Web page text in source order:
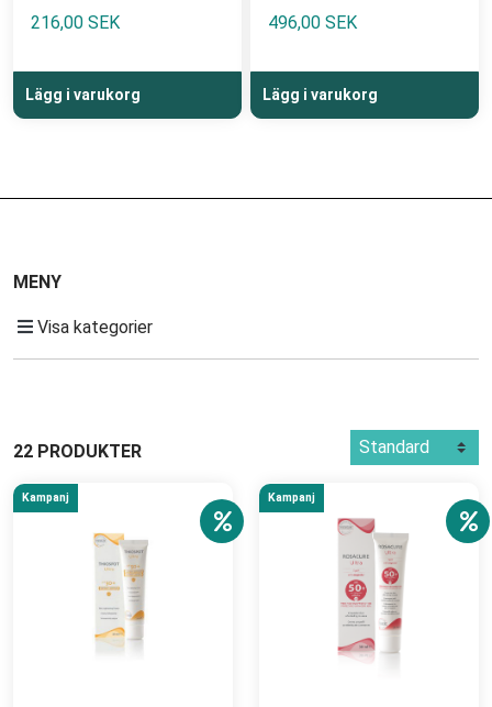
avgörande för en frisk, jämn och strålande hud
216,00 SEK
Lägg i varukorg
496,00 SEK
Lägg i varukorg
MENY
Visa kategorier
22 PRODUKTER
Kampanj Kampanj